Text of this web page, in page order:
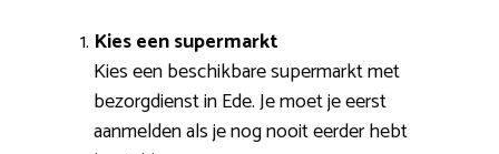
Kies een supermarkt
Kies een beschikbare supermarkt met
bezorgdienst in Ede. Je moet je eerst
aanmelden als je nog nooit eerder hebt